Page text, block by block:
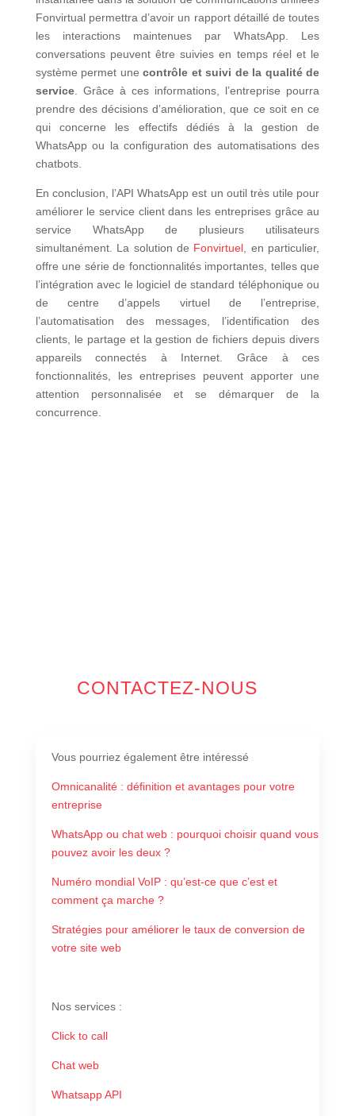
Fonvirtual permettra d’avoir un rapport détaillé de toutes
les interactions maintenues par WhatsApp. Les
conversations peuvent être suivies en temps réel et le
système permet une contrôle et suivi de la qualité de
service. Grâce à ces informations, l’entreprise pourra
prendre des décisions d’amélioration, que ce soit en ce
qui concerne les effectifs dédiés à la gestion de
WhatsApp ou la configuration des automatisations des
chatbots.
En conclusion, l’API WhatsApp est un outil très utile pour
améliorer le service client dans les entreprises grâce au
service WhatsApp de plusieurs utilisateurs
simultanément. La solution de Fonvirtuel , en particulier,
offre une série de fonctionnalités importantes, telles que
l’intégration avec le logiciel de standard téléphonique ou
de centre d’appels virtuel de l’entreprise,
l’automatisation des messages, l’identification des
clients, le partage et la gestion de fichiers depuis divers
appareils connectés à Internet. Grâce à ces
fonctionnalités, les entreprises peuvent apporter une
attention personnalisée et se démarquer de la
concurrence.
CONTACTEZ-NOUS
Vous pourriez également être intéressé
Omnicanalité : définition et avantages pour votre
entreprise
WhatsApp ou chat web : pourquoi choisir quand vous
pouvez avoir les deux ?
Numéro mondial VoIP : qu’est-ce que c’est et
comment ça marche ?
Stratégies pour améliorer le taux de conversion de
votre site web
Nos services :
Click to call
Chat web
Whatsapp API